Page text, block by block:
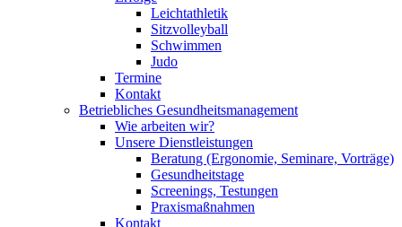
Leichtathletik
Sitzvolleyball
Schwimmen
Judo
Termine
Kontakt
Betriebliches Gesundheits­management
Wie arbeiten wir?
Unsere Dienstleistungen
Beratung (Ergonomie, Seminare, Vorträge)
Gesundheitstage
Screenings, Testungen
Praxismaßnahmen
Kontakt